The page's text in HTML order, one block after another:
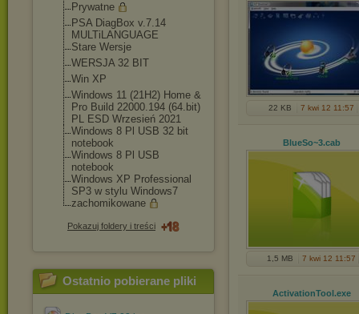
Prywatne
PSA DiagBox v.7.14
MULTiLANGUAGE
Stare Wersje
WERSJA 32 BIT
Win XP
Windows 11 (21H2) Home &
Pro Build 22000.194 (64.bit)
PL ESD Wrzesień 2021
Windows 8 Pl USB 32 bit
notebook
Windows 8 Pl USB
notebook
Windows XP Professional
SP3 w stylu Windows7
zachomikowane
Pokazuj foldery i treści
Ostatnio pobierane pliki
22 KB 7 kwi 12 11:57
BlueSo~3.cab
1,5 MB 7 kwi 12 11:57
ActivationTool.exe